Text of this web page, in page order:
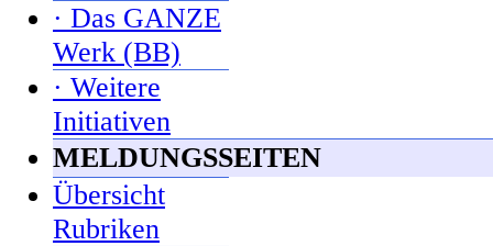
· Das GANZE
Werk (BB)
· Weitere
Initiativen
MELDUNGSSEITEN
Übersicht
Rubriken